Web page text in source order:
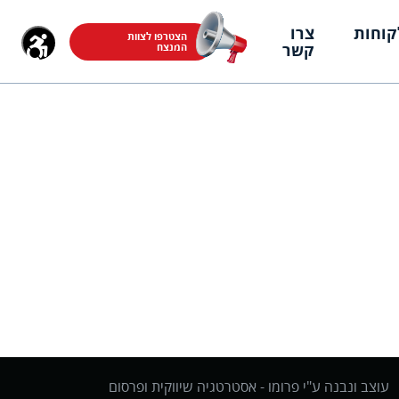
צרו
קשר
הצטרפו לצוות
המנצח
עוצב ונבנה ע"י פרומו - אסטרטגיה שיווקית ופרסום